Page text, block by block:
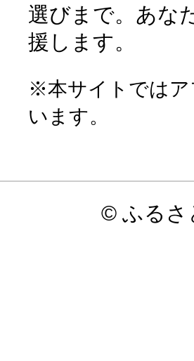
選びまで。あな
援します。
※本サイトではア
います。
© ふるさ